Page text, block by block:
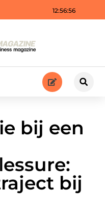
12:56:58
bij een
bij